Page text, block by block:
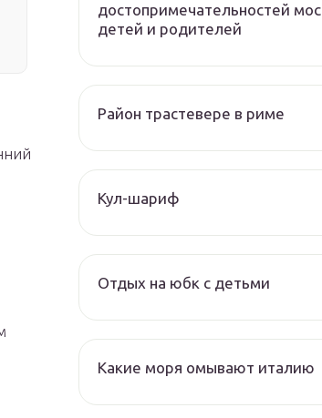
достопримечательностей
детей и родителей
Район трастевере в риме
Кул-шариф
Отдых на юбк с детьми
Какие моря омывают италию